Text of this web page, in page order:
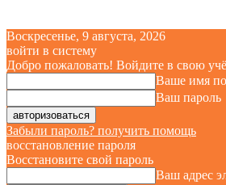
Воскресенье, 9 августа, 2026
войти в систему
Добро пожаловать! Войдите в свою
Ваше имя
Ваш пароль
Забыли пароль? получить помощь
восстановление пароля
Восстановите свой пароль
Ваш адрес